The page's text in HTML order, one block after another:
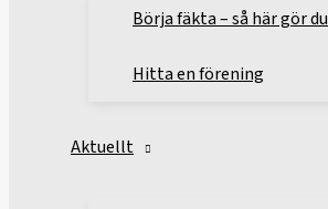
Börja fäkta – så här gör du
Hitta en förening
Aktuellt